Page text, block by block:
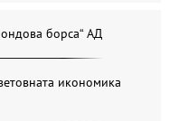
борса“ АД
икономика